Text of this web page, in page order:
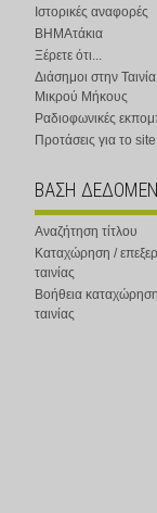
Ιστορικές αναφορές
ΒΗΜΑτάκια
Ξέρετε ότι...
Διάσημοι στην Ταινία
Μικρού Μήκους
Ραδιοφωνικές
Προτάσεις για το site
ΒΑΣΗ
Αναζήτηση τίτλου
Καταχώρηση /
ταινίας
Βοήθεια
ταινίας